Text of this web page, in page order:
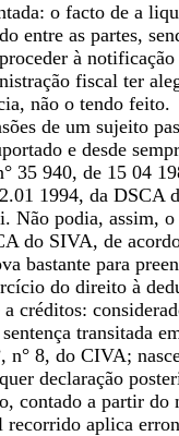
o facto de a
entre as partes,
à
fiscal ter
não o tendo feito.
de um sujeito
e desde
35 940, de 15 04
1994, da DSCA
podia, assim,
do SIVA, de
bastante para
do direito à
transitada
n° 8, do CIVA;
declaração
contado a partir do
aplica